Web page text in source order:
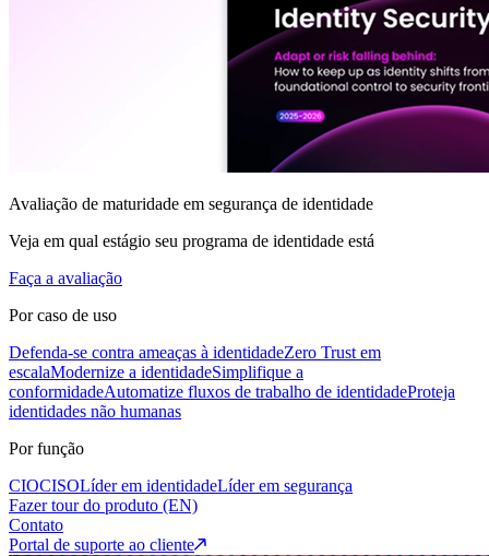
Avaliação de maturidade em segurança de identidade
Veja em qual estágio seu programa de identidade está
Faça a avaliação
Por caso de uso
Defenda-se contra ameaças à identidadeZero Trust em
escalaModernize a identidadeSimplifique a
conformidadeAutomatize fluxos de trabalho de identidadeProteja
identidades não humanas
Por função
CIOCISOLíder em identidadeLíder em segurança
Fazer tour do produto (EN)
Contato
Portal de suporte ao cliente